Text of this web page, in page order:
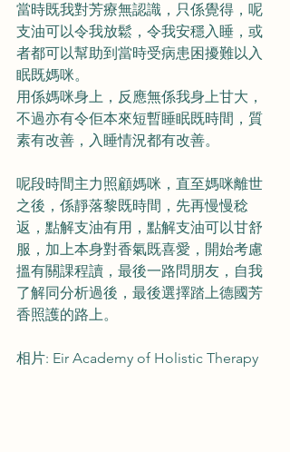
當時既我對芳療無認識，只係覺得，呢
支油可以令我放鬆，令我安穩入睡，或
者都可以幫助到當時受病患困擾難以入
眠既媽咪。
用係媽咪身上，反應無係我身上甘大，
不過亦有令佢本來短暫睡眠既時間，質
素有改善，入睡情況都有改善。
呢段時間主力照顧媽咪，直至媽咪離世
之後，係靜落黎既時間，先再慢慢稔
返，點解支油有用，點解支油可以甘舒
服，加上本身對香氣既喜愛，開始考慮
搵有關課程讀，最後一路問朋友，自我
了解同分析過後，最後選擇踏上德國芳
香照護的路上。
相片: Eir Academy of Holistic Therapy